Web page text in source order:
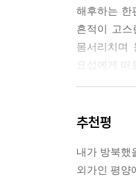
볼라구.
--- p.37
사랑할때
생들에게 노
네가 무엇을
해후하는 한
흔적이 고
몸서리치며
요섭에게
황해도 신
열려나가기
형식을 추
추천평
내가 방북했
외가인 평양